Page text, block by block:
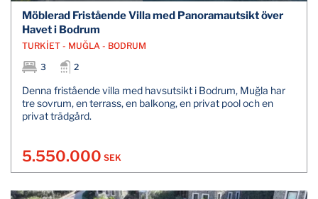
Möblerad Fristående Villa med Panoramautsikt över
Havet i Bodrum
TURKİET - MUĞLA - BODRUM
3
2
Denna fristående villa med havsutsikt i Bodrum, Muğla har
tre sovrum, en terrass, en balkong, en privat pool och en
privat trädgård.
5.550.000 SEK